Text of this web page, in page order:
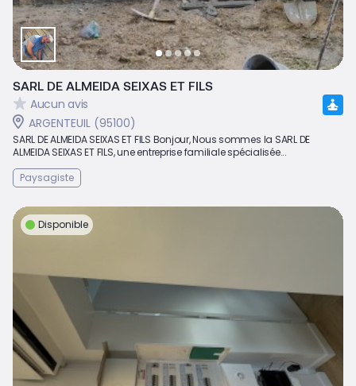
SARL DE ALMEIDA SEIXAS ET FILS
Aucun avis
ARGENTEUIL (95100)
SARL DE ALMEIDA SEIXAS ET FILS Bonjour, Nous sommes la SARL DE
ALMEIDA SEIXAS ET FILS, une entreprise familiale spécialisée...
Paysagiste
Disponible